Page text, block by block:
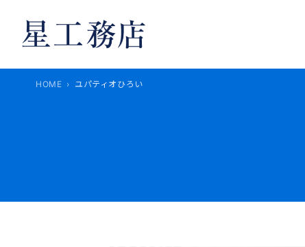
ス
HOME ユパティオひろい